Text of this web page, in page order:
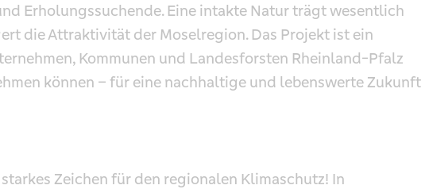
Erholungssuchende. Eine intakte Natur trägt wesentlich
die Attraktivität der Moselregion. Das Projekt ist ein
Kommunen und Landesforsten Rheinland-Pfalz
können – für eine nachhaltige und lebenswerte Zukunft
Zeichen für den regionalen Klimaschutz! In